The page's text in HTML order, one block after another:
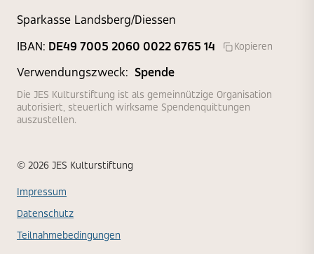
Sparkasse Landsberg/Diessen
IBAN: DE49 7005 2060 0022 6765 14 Kopieren
Verwendungszweck: Spende
Die JES Kulturstiftung ist als gemeinnützige Organisation
autorisiert, steuerlich wirksame Spendenquittungen
auszustellen.
© 2026 JES Kulturstiftung
Impressum
Datenschutz
Teilnahmebedingungen